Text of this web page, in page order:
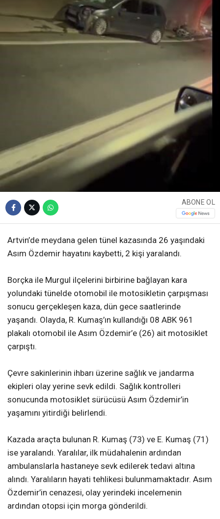
ABONE OL
Artvin’de meydana gelen tünel kazasında 26 yaşındaki
Asım Özdemir hayatını kaybetti, 2 kişi yaralandı.
Borçka ile Murgul ilçelerini birbirine bağlayan kara
yolundaki tünelde otomobil ile motosikletin çarpışması
sonucu gerçekleşen kaza, dün gece saatlerinde
yaşandı. Olayda, R. Kumaş’ın kullandığı 08 ABK 961
plakalı otomobil ile Asım Özdemir’e (26) ait motosiklet
çarpıştı.
Çevre sakinlerinin ihbarı üzerine sağlık ve jandarma
ekipleri olay yerine sevk edildi. Sağlık kontrolleri
sonucunda motosiklet sürücüsü Asım Özdemir’in
yaşamını yitirdiği belirlendi.
Kazada araçta bulunan R. Kumaş (73) ve E. Kumaş (71)
ise yaralandı. Yaralılar, ilk müdahalenin ardından
ambulanslarla hastaneye sevk edilerek tedavi altına
alındı. Yaralıların hayati tehlikesi bulunmamaktadır. Asım
Özdemir’in cenazesi, olay yerindeki incelemenin
ardından otopsi için morga gönderildi.